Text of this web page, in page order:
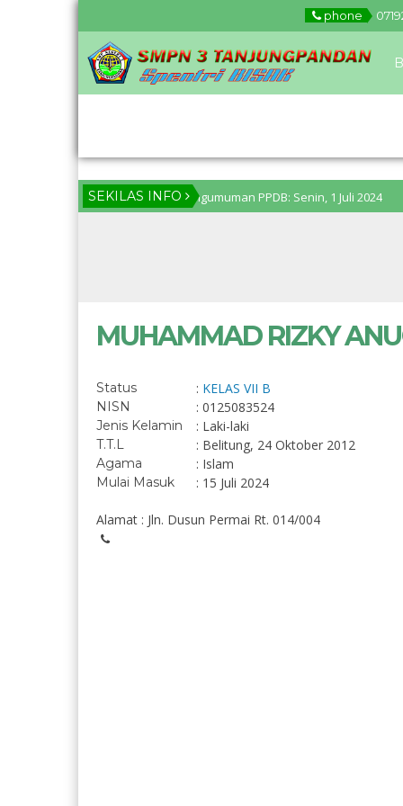
phone
SEKILAS INFO
pukul 11.00 WIB. Pengumuman PPDB: Senin, 1 Juli 2024 2
MUHAMMAD RIZKY
Status : KELAS VII B
NISN : 0125083524
Jenis Kelamin : Laki-laki
T.T.L : Belitung, 24 Oktober 2012
Agama : Islam
Mulai Masuk : 15 Juli 2024
Alamat : Jln. Dusun Permai Rt. 014/004